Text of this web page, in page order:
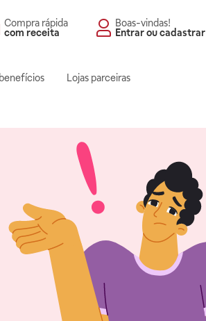
Compra rápida
com receita
Boas-vindas!
Entrar ou cadastrar
Lojas parceiras